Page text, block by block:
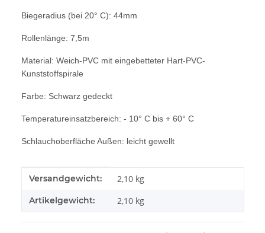
Biegeradius (bei 20° C): 44mm
Rollenlänge: 7,5m
Material: Weich-PVC mit eingebetteter Hart-PVC-
Kunststoffspirale
Farbe: Schwarz gedeckt
Temperatureinsatzbereich: - 10° C bis + 60° C
Schlauchoberfläche Außen: leicht gewellt
Produkteigenschaft
Wert
Versandgewicht: 2,10 kg
Artikelgewicht: 2,10 kg